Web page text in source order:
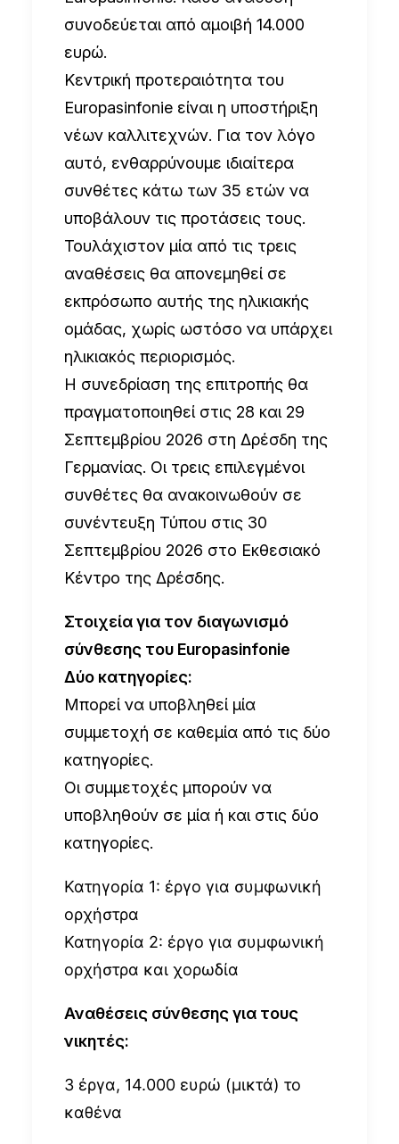
συνοδεύεται από αμοιβή 14.000
ευρώ.
Κεντρική προτεραιότητα του
Europasinfonie είναι η υποστήριξη
νέων καλλιτεχνών. Για τον λόγο
αυτό, ενθαρρύνουμε ιδιαίτερα
συνθέτες κάτω των 35 ετών να
υποβάλουν τις προτάσεις τους.
Τουλάχιστον μία από τις τρεις
αναθέσεις θα απονεμηθεί σε
εκπρόσωπο αυτής της ηλικιακής
ομάδας, χωρίς ωστόσο να υπάρχει
ηλικιακός περιορισμός.
Η συνεδρίαση της επιτροπής θα
πραγματοποιηθεί στις 28 και 29
Σεπτεμβρίου 2026 στη Δρέσδη της
Γερμανίας. Οι τρεις επιλεγμένοι
συνθέτες θα ανακοινωθούν σε
συνέντευξη Τύπου στις 30
Σεπτεμβρίου 2026 στο Εκθεσιακό
Κέντρο της Δρέσδης.
Στοιχεία για τον διαγωνισμό
σύνθεσης του Europasinfonie
Δύο κατηγορίες:
Μπορεί να υποβληθεί μία
συμμετοχή σε καθεμία από τις δύο
κατηγορίες.
Οι συμμετοχές μπορούν να
υποβληθούν σε μία ή και στις δύο
κατηγορίες.
Κατηγορία 1: έργο για συμφωνική
ορχήστρα
Κατηγορία 2: έργο για συμφωνική
ορχήστρα και χορωδία
Αναθέσεις σύνθεσης για τους
νικητές:
3 έργα, 14.000 ευρώ (μικτά) το
καθένα